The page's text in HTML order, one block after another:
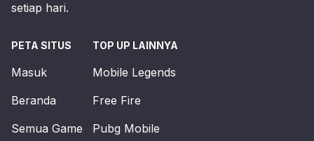
setiap hari.
PETA SITUS
Masuk
Beranda
Semua Game
TOP UP LAINNYA
Mobile Legends
Free Fire
Pubg Mobile